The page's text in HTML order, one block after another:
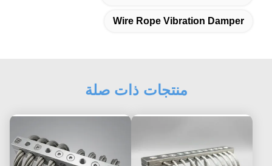
Wire Rope Vibration Damper
منتجات ذات صلة